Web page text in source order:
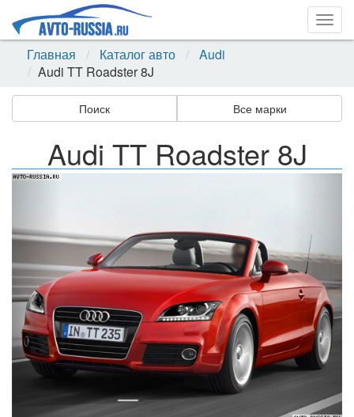
Главная
Каталог авто
Audi
Audi TT Roadster 8J
Поиск Все марки
Audi TT Roadster 8J
Назад